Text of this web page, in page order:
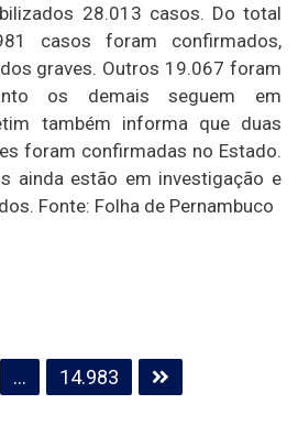
28.013 casos. Do total
casos foram confirmados,
graves. Outros 19.067 foram
os demais seguem em
também informa que duas
foram confirmadas no Estado.
ainda estão em investigação e
Fonte: Folha de Pernambuco
… 14.983